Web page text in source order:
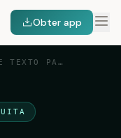
Obter app
CONVERSOR DE TEXTO PARA SRT